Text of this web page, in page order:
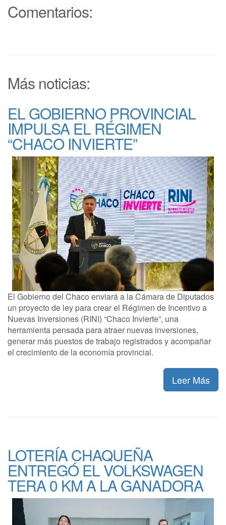
Comentarios:
Más noticias:
EL GOBIERNO PROVINCIAL
IMPULSA EL RÉGIMEN
“CHACO INVIERTE”
El Gobierno del Chaco enviará a la Cámara de Diputados
un proyecto de ley para crear el Régimen de Incentivo a
Nuevas Inversiones (RINI) “Chaco Invierte”, una
herramienta pensada para atraer nuevas inversiones,
generar más puestos de trabajo registrados y acompañar
el crecimiento de la economía provincial.
Leer Más
LOTERÍA CHAQUEÑA
ENTREGÓ EL VOLKSWAGEN
TERA 0 KM A LA GANADORA